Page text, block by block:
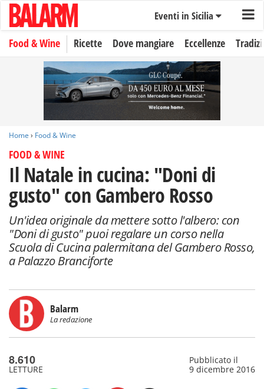
Eventi in Sicilia
Food & Wine Ricette Dove mangiare Eccellenze
Home › Food & Wine
FOOD & WINE
Il Natale in cucina: "Doni di
gusto" con Gambero Rosso
Un'idea originale da mettere sotto l'albero: con
"Doni di gusto" puoi regalare un corso nella
Scuola di Cucina palermitana del Gambero Rosso,
a Palazzo Branciforte
Balarm
La redazione
8.610
LETTURE
Pubblicato il
9 dicembre 2016